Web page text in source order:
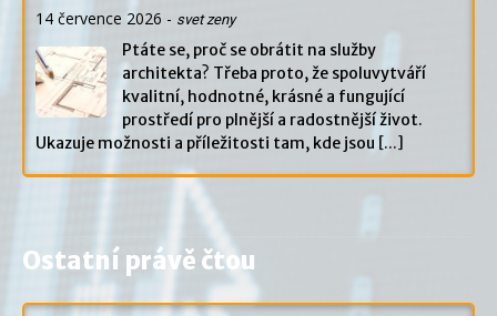
14 července 2026 - svet zeny
Ptáte se, proč se obrátit na služby
architekta? Třeba proto, že spoluvytváří
kvalitní, hodnotné, krásné a fungující
prostředí pro plnější a radostnější život.
Ukazuje možnosti a příležitosti tam, kde jsou [...]
Ostatní právě čtou